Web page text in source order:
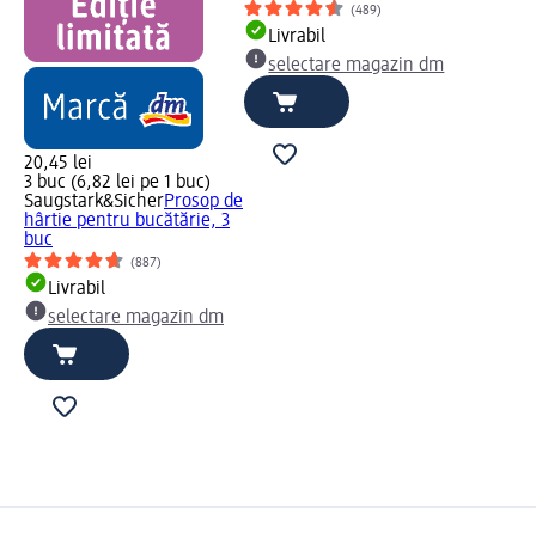
20,45 lei
3 buc (6,82 lei pe 1 buc)
Saugstark&SicherProsop de
hârtie pentru bucătărie, 3
buc
(887)
Livrabil
selectare magazin dm
(489)
Livrabil
selectare magazin dm